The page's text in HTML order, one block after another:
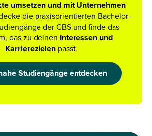
umsetzen und mit Unternehmen
die praxisorientierten Bachelor-
der CBS und finde das
das zu deinen Interessen und
Karrierezielen passt.
Studiengänge entdecken